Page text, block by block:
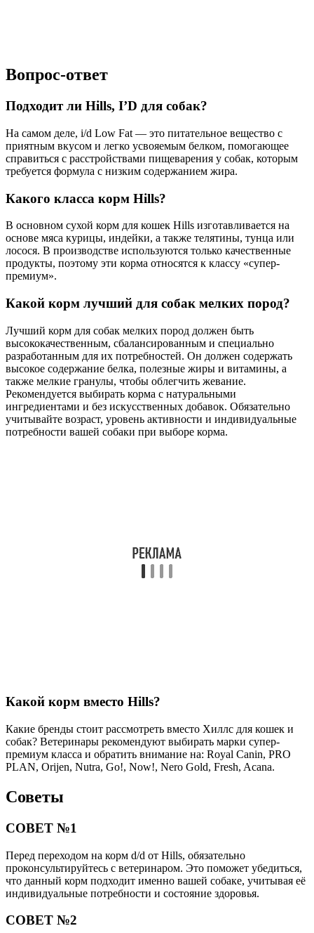
Вопрос-ответ
Подходит ли Hills, I’D для собак?
На самом деле, i/d Low Fat — это питательное вещество с
приятным вкусом и легко усвояемым белком, помогающее
справиться с расстройствами пищеварения у собак, которым
требуется формула с низким содержанием жира.
Какого класса корм Hills?
В основном сухой корм для кошек Hills изготавливается на
основе мяса курицы, индейки, а также телятины, тунца или
лосося. В производстве используются только качественные
продукты, поэтому эти корма относятся к классу «супер-
премиум».
Какой корм лучший для собак мелких пород?
Лучший корм для собак мелких пород должен быть
высококачественным, сбалансированным и специально
разработанным для их потребностей. Он должен содержать
высокое содержание белка, полезные жиры и витамины, а
также мелкие гранулы, чтобы облегчить жевание.
Рекомендуется выбирать корма с натуральными
ингредиентами и без искусственных добавок. Обязательно
учитывайте возраст, уровень активности и индивидуальные
потребности вашей собаки при выборе корма.
Какой корм вместо Hills?
Какие бренды стоит рассмотреть вместо Хиллс для кошек и
собак? Ветеринары рекомендуют выбирать марки супер-
премиум класса и обратить внимание на: Royal Canin, PRO
PLAN, Orijen, Nutra, Go!, Now!, Nero Gold, Fresh, Acana.
Советы
СОВЕТ №1
Перед переходом на корм d/d от Hills, обязательно
проконсультируйтесь с ветеринаром. Это поможет убедиться,
что данный корм подходит именно вашей собаке, учитывая её
индивидуальные потребности и состояние здоровья.
СОВЕТ №2